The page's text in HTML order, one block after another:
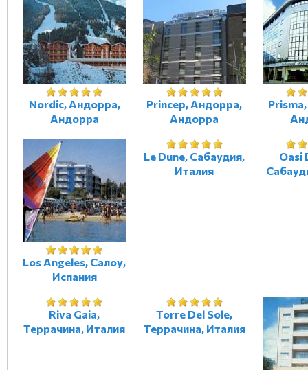
Nordic, Андорра,
Андорра
Princep, Андорра,
Андорра
Los Angeles, Салоу,
Испания
Le Dune, Сабаудия,
Италия
Oasi
Riva Gaia,
Террачина, Италия
Torre Del Sole,
Террачина, Италия